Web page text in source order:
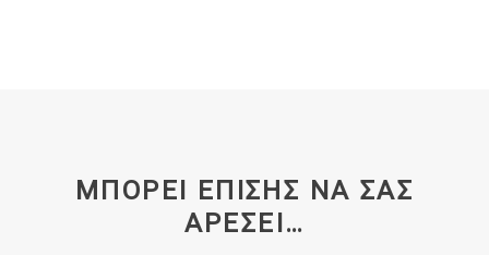
ΜΠΟΡΕΊ ΕΠΊΣΗΣ ΝΑ ΣΑΣ
ΑΡΈΣΕΙ…